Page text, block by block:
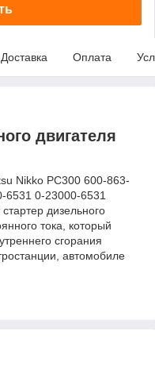
Доставка Оплата
двигателя
Nikko PC300 600-863-
6531 0-23000-6531
дизельного
тока, который
сгорания
автомобиле